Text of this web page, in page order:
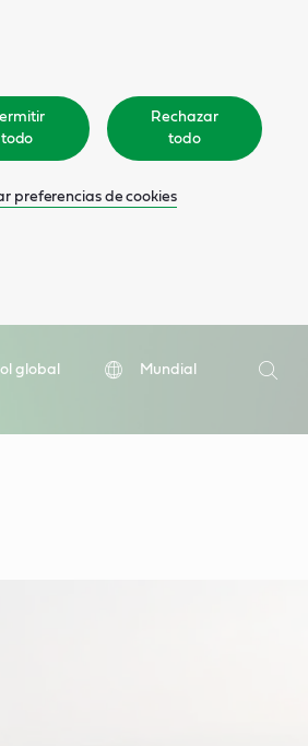
todo
Rechazar
todo
preferencias de cookies
global
Mundial
Search